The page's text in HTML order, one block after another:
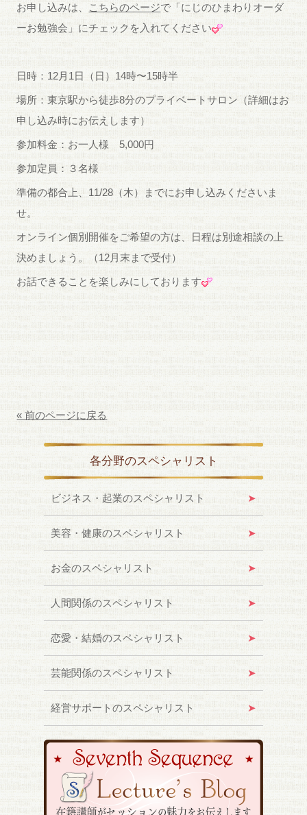
お申し込みは、 こちらのページで「にじのひまわりオーダ
ーお勉強会」にチェックを入れてください
日時：12月1日（日）14時〜15時半
場所：東京駅から徒歩8分のプライベートサロン（詳細はお
申し込み時にお伝えします）
参加料金：お一人様 5,000円
参加定員：３名様
準備の都合上、11/28（木）までにお申し込みくださいま
せ。
オンライン個別開催をご希望の方は、日程は別途相談の上
決めましょう。（12月末まで受付）
お話できることを楽しみにしております
« 前のページに戻る
各分野のスペシャリスト
ビジネス・起業のスペシャリスト
美容・健康のスペシャリスト
お金のスペシャリスト
人間関係のスペシャリスト
恋愛・結婚のスペシャリスト
芸能関係のスペシャリスト
経営サポートのスペシャリスト